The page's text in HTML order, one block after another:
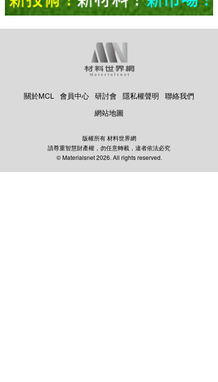
關於MCL 會員中心 研討會 隱私權聲明
聯絡我們
網站地圖
版權所有 材料世界網
請尊重智慧財產權，勿任意轉載，違者依法必究
© Materialsnet 2026. All rights reserved.